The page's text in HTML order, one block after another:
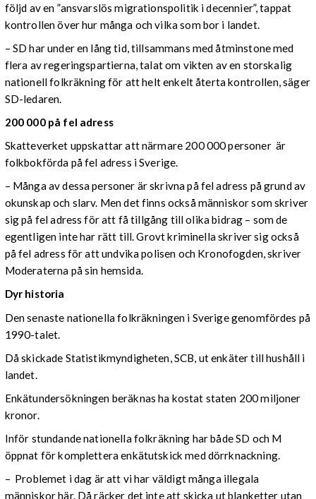
följd av en ”ansvarslös migrationspolitik i decennier”, tappat
kontrollen över hur många och vilka som bor i landet.
– SD har under en lång tid, tillsammans med åtminstone med
flera av regeringspartierna, talat om vikten av en storskalig
nationell folkräkning för att helt enkelt återta kontrollen, säger
SD-ledaren.
200 000 på fel adress
Skatteverket uppskattar att närmare 200 000 personer är
folkbokförda på fel adress i Sverige.
– Många av dessa personer är skrivna på fel adress på grund av
okunskap och slarv. Men det finns också människor som skriver
sig på fel adress för att få tillgång till olika bidrag – som de
egentligen inte har rätt till. Grovt kriminella skriver sig också
på fel adress för att undvika polisen och Kronofogden, skriver
Moderaterna på sin hemsida.
Dyr historia
Den senaste nationella folkräkningen i Sverige genomfördes på
1990-talet.
Då skickade Statistikmyndigheten, SCB, ut enkäter till hushåll i
landet.
Enkätundersökningen beräknas ha kostat staten 200 miljoner
kronor.
Inför stundande nationella folkräkning har både SD och M
öppnat för komplettera enkätutskick med dörrknackning.
– Problemet i dag är att vi har väldigt många illegala
människor här. Då räcker det inte att skicka ut blanketter utan